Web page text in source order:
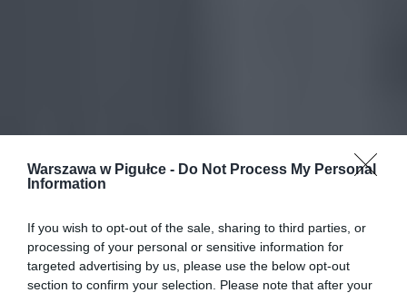
Warszawa w Pigułce - Do Not Process My Personal
Information
If you wish to opt-out of the sale, sharing to third parties, or
processing of your personal or sensitive information for
targeted advertising by us, please use the below opt-out
section to confirm your selection. Please note that after your